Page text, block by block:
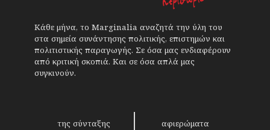
Κάθε μήνα, το Marginalia αναζητά την ύλη του
στα σημεία συνάντησης πολιτικής, επιστημών και
πολιτιστικής παραγωγής. Σε όσα μας ενδιαφέρουν
από κριτική σκοπιά. Και σε όσα απλά μας
συγκινούν.
της σύνταξης αφιερώματα